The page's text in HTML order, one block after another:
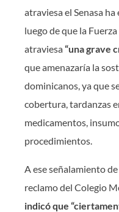
atraviesa el Senasa
luego de que la
atraviesa“una grave
que amenazaría la
dominicanos, ya que
cobertura, tardanzas
medicamentos,
procedimientos.
A ese señalamiento
reclamo del Colegio
indicó que